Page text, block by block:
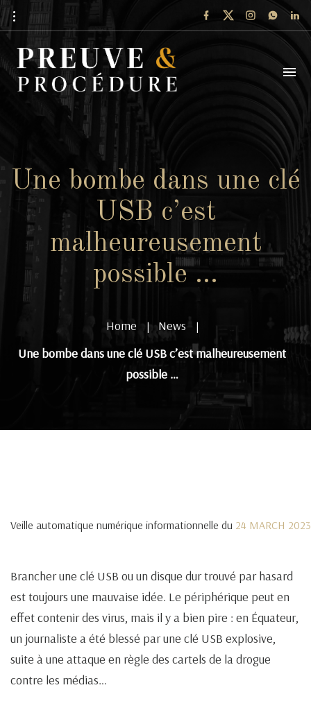
Une bombe dans une clé
USB c’est
malheureusement
possible …
Home |News |
Une bombe dans une clé USB c’est malheureusement
possible …
Veille automatique numérique informationnelle du 24 MARCH 2023
Brancher une clé USB ou un disque dur trouvé par hasard
est toujours une mauvaise idée. Le périphérique peut en
effet contenir des virus, mais il y a bien pire : en Équateur,
un journaliste a été blessé par une clé USB explosive,
suite à une attaque en règle des cartels de la drogue
contre les médias…